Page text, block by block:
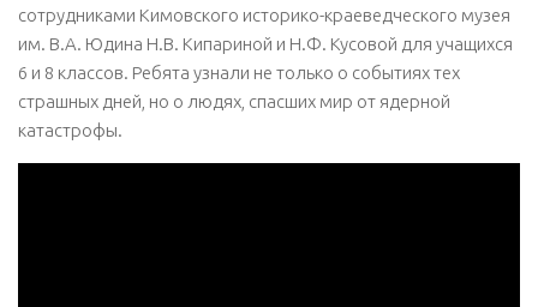
сотрудниками Кимовского историко-краеведческого музея
им. В.А. Юдина Н.В. Кипариной и Н.Ф. Кусовой для учащихся
6 и 8 классов. Ребята узнали не только о событиях тех
страшных дней, но о людях, спасших мир от ядерной
катастрофы.